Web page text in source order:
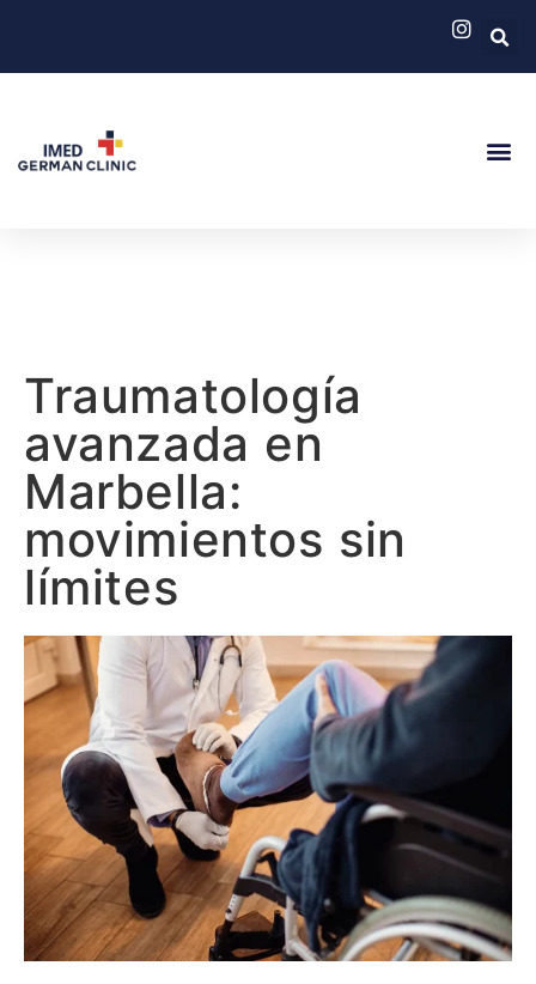
Traumatología
avanzada en
Marbella:
movimientos sin
límites